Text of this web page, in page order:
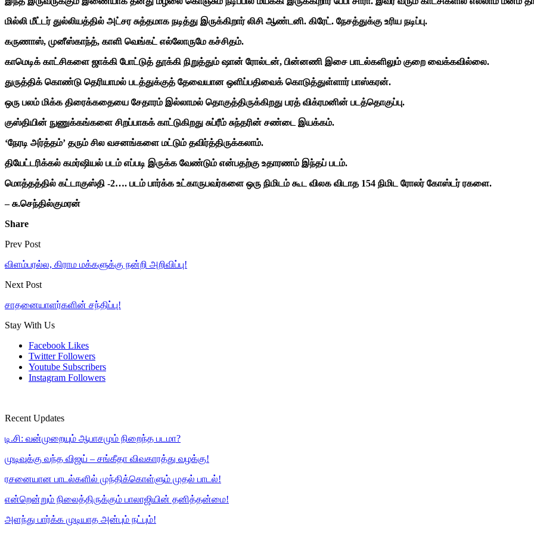
மில்லி மீட்டர் துல்லியத்தில் அட்சர சுத்தமாக நடித்து இருக்கிறார் லிசி ஆண்டனி. கிரேட். நேசத்துக்கு உரிய நடிப்பு.
கருணாஸ், முனீஸ்காந்த், காளி வெங்கட் எல்லோருமே கச்சிதம்.
காமெடிக் காட்சிகளை ஜாக்கி போட்டுத் தூக்கி நிறுத்தும் ஷான் ரோல்டன், பின்னணி இசை பாடல்களிலும் குறை வைக்கவில்லை.
துருத்திக் கொண்டு தெரியாமல் படத்துக்குத் தேவையான ஒளிப்பதிவைக் கொடுத்துள்ளார் பாஸ்கரன்.
ஒரு பலம் மிக்க திரைக்கதையை சேதாரம் இல்லாமல் தொகுத்திருக்கிறது பரத் விக்ரமனின் படத்தொகுப்பு.
குஸ்தியின் நுணுக்கங்களை சிறப்பாகக் காட்டுகிறது சுப்ரீம் சுந்தரின் சண்டை இயக்கம்.
‘நேரடி அர்த்தம்’ தரும் சில வசனங்களை மட்டும் தவிர்த்திருக்கலாம்.
தியேட்டரிக்கல் கமர்ஷியல் படம் எப்படி இருக்க வேண்டும் என்பதற்கு உதாரணம் இந்தப் படம்.
மொத்தத்தில் கட்டாகுஸ்தி -2…. படம் பார்க்க உட்காருபவர்களை ஒரு நிமிடம் கூட விலக விடாத 154 நிமிட ரோலர் கோஸ்டர் ரகளை.
– சு.செந்தில்குமரன்
Share
Prev Post
விளம்பரல்ல, கிராம மக்களுக்கு நன்றி அறிவிப்பு!
Next Post
சாதனையாளர்களின் சந்திப்பு!
Stay With Us
Facebook Likes
Twitter Followers
Youtube Subscribers
Instagram Followers
Recent Updates
டி.சி: வன்முறையும் ஆபாசமும் நிறைந்த படமா?
முடிவுக்கு வந்த விஜய் – சங்கீதா விவகாரத்து வழக்கு!
ரசனையான பாடல்களில் முந்திக்கொள்ளும் முதல் பாடல்!
என்றென்றும் நிலைத்திருக்கும் பாலாஜியின் தனித்தன்மை!
அளந்து பார்க்க முடியாத அன்பும் நட்பும்!